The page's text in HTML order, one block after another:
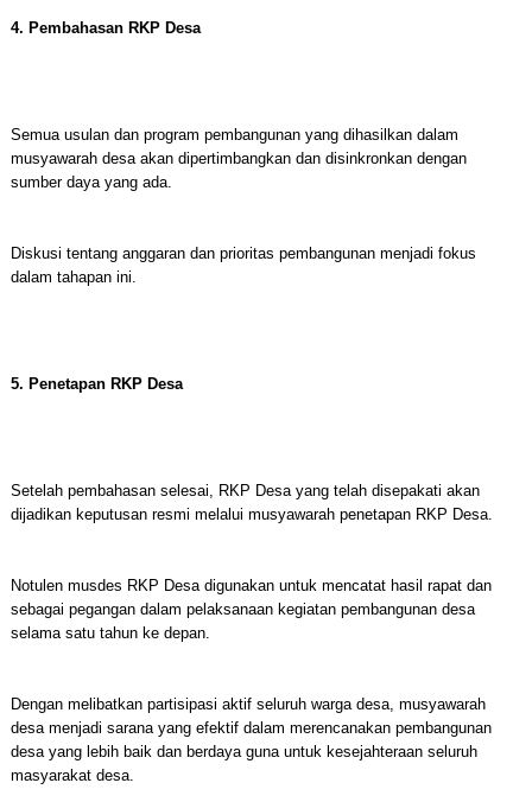
4. Pembahasan RKP Desa
Semua usulan dan program pembangunan yang dihasilkan dalam
musyawarah desa akan dipertimbangkan dan disinkronkan dengan
sumber daya yang ada.
Diskusi tentang anggaran dan prioritas pembangunan menjadi fokus
dalam tahapan ini.
5. Penetapan RKP Desa
Setelah pembahasan selesai, RKP Desa yang telah disepakati akan
dijadikan keputusan resmi melalui musyawarah penetapan RKP Desa.
Notulen musdes RKP Desa digunakan untuk mencatat hasil rapat dan
sebagai pegangan dalam pelaksanaan kegiatan pembangunan desa
selama satu tahun ke depan.
Dengan melibatkan partisipasi aktif seluruh warga desa, musyawarah
desa menjadi sarana yang efektif dalam merencanakan pembangunan
desa yang lebih baik dan berdaya guna untuk kesejahteraan seluruh
masyarakat desa.